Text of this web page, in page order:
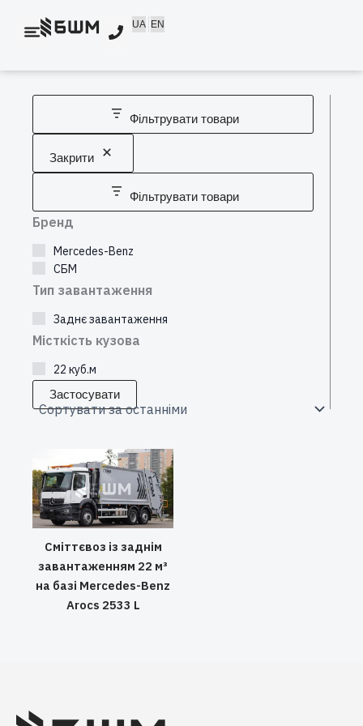
UA EN
Фільтрувати товари
Закрити
Фільтрувати товари
Бренд
Mercedes-Benz
СБМ
Тип завантаження
Заднє завантаження
Місткість кузова
22 куб.м
Застосувати
Сміттєвоз із заднім
завантаженням 22 м³
на базі Mercedes-Benz
Arocs 2533 L